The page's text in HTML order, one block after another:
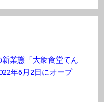
業態「大衆食堂てん
年6月2日にオープ